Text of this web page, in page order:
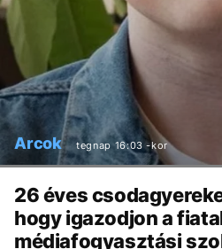
Arcok tegnap 16:03 -kor
26 éves
hogy igazodjon a
médiafogyasztási